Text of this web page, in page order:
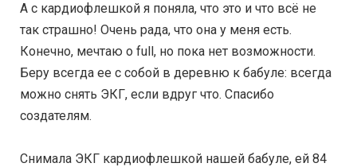
А с кардиофлешкой я поняла, что это и что всё не
так страшно! Очень рада, что она у меня есть.
Конечно, мечтаю о full, но пока нет возможности.
Беру всегда ее с собой в деревню к бабуле: всегда
можно снять ЭКГ, если вдруг что. Спасибо
создателям.
Снимала ЭКГ кардиофлешкой нашей бабуле, ей 84